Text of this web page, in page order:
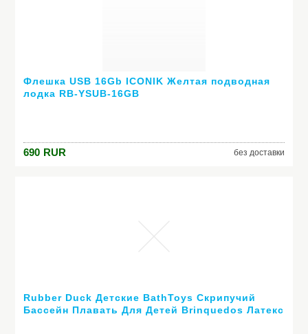
Флешка USB 16Gb ICONIK Желтая подводная
лодка RB-YSUB-16GB
690 RUR без доставки
Rubber Duck Детские BathToys Скрипучий
Бассейн Плавать Для Детей Brinquedos Латекс